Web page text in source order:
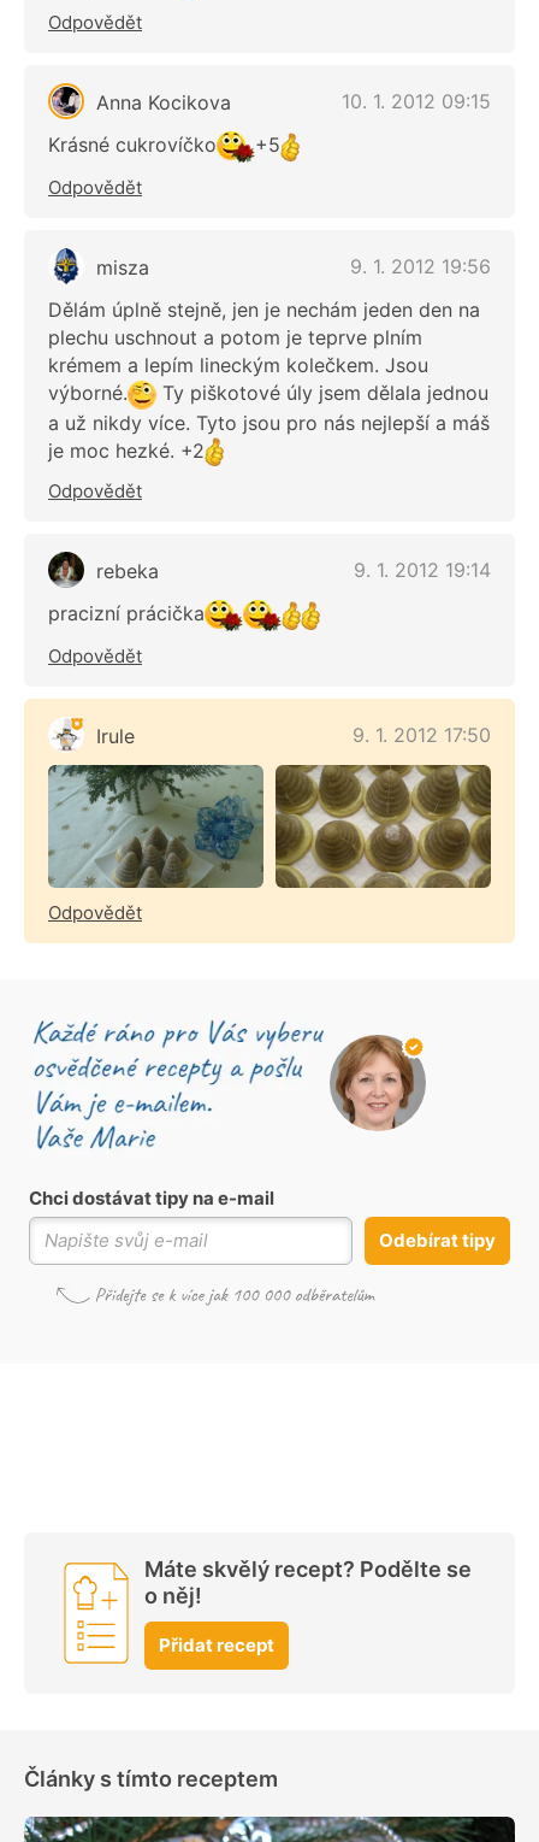
Odpovědět
Anna Kocikova
10. 1. 2012 09:15
Krásné cukrovíčko
+5
Odpovědět
misza
9. 1. 2012 19:56
Dělám úplně stejně, jen je nechám jeden den na
plechu uschnout a potom je teprve plním
krémem a lepím lineckým kolečkem. Jsou
výborné.
Ty piškotové úly jsem dělala jednou
a už nikdy více. Tyto jsou pro nás nejlepší a máš
je moc hezké. +2
Odpovědět
rebeka
9. 1. 2012 19:14
pracizní prácička
Odpovědět
Irule 9. 1. 2012 17:50
Odpovědět
Chci dostávat tipy na e-mail
Odebírat tipy
Máte skvělý recept? Podělte se
o něj!
Přidat recept
Články s tímto receptem